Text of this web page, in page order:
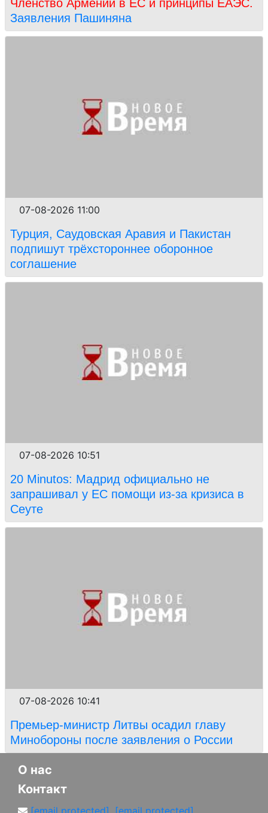
Членство Армении в ЕС и принципы ЕАЭС.
Заявления Пашиняна
07-08-2026 11:00
Турция, Саудовская Аравия и Пакистан
подпишут трёхстороннее оборонное
соглашение
07-08-2026 10:51
20 Minutos: Мадрид официально не
запрашивал у ЕС помощи из-за кризиса в
Сеуте
07-08-2026 10:41
Премьер-министр Литвы осадил главу
Минобороны после заявления о России
О нас
Контакт